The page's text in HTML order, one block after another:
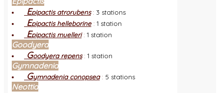
Epipactis atrorubens: 3 stations
Epipactis helleborine: 1 station
Epipactis muelleri: 1 station
Goodyera
Goodyera repens: 1 station
Gymnadenia
Gymnadenia conopsea: 5 stations
Neottia